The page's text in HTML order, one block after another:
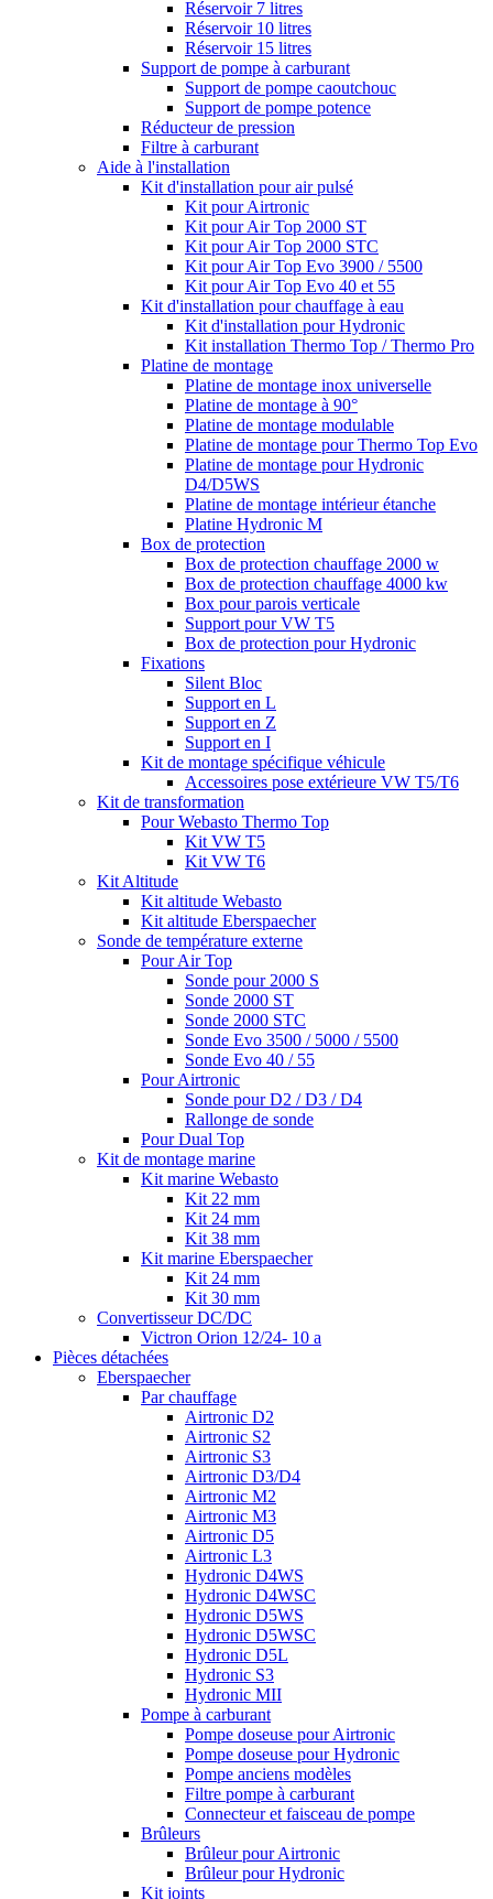
Réservoir 7 litres
Réservoir 10 litres
Réservoir 15 litres
Support de pompe à carburant
Support de pompe caoutchouc
Support de pompe potence
Réducteur de pression
Filtre à carburant
Aide à l'installation
Kit d'installation pour air pulsé
Kit pour Airtronic
Kit pour Air Top 2000 ST
Kit pour Air Top 2000 STC
Kit pour Air Top Evo 3900 / 5500
Kit pour Air Top Evo 40 et 55
Kit d'installation pour chauffage à eau
Kit d'installation pour Hydronic
Kit installation Thermo Top / Thermo Pro
Platine de montage
Platine de montage inox universelle
Platine de montage à 90°
Platine de montage modulable
Platine de montage pour Thermo Top Evo
Platine de montage pour Hydronic
D4/D5WS
Platine de montage intérieur étanche
Platine Hydronic M
Box de protection
Box de protection chauffage 2000 w
Box de protection chauffage 4000 kw
Box pour parois verticale
Support pour VW T5
Box de protection pour Hydronic
Fixations
Silent Bloc
Support en L
Support en Z
Support en I
Kit de montage spécifique véhicule
Accessoires pose extérieure VW T5/T6
Kit de transformation
Pour Webasto Thermo Top
Kit VW T5
Kit VW T6
Kit Altitude
Kit altitude Webasto
Kit altitude Eberspaecher
Sonde de température externe
Pour Air Top
Sonde pour 2000 S
Sonde 2000 ST
Sonde 2000 STC
Sonde Evo 3500 / 5000 / 5500
Sonde Evo 40 / 55
Pour Airtronic
Sonde pour D2 / D3 / D4
Rallonge de sonde
Pour Dual Top
Kit de montage marine
Kit marine Webasto
Kit 22 mm
Kit 24 mm
Kit 38 mm
Kit marine Eberspaecher
Kit 24 mm
Kit 30 mm
Convertisseur DC/DC
Victron Orion 12/24- 10 a
Pièces détachées
Eberspaecher
Par chauffage
Airtronic D2
Airtronic S2
Airtronic S3
Airtronic D3/D4
Airtronic M2
Airtronic M3
Airtronic D5
Airtronic L3
Hydronic D4WS
Hydronic D4WSC
Hydronic D5WS
Hydronic D5WSC
Hydronic D5L
Hydronic S3
Hydronic MII
Pompe à carburant
Pompe doseuse pour Airtronic
Pompe doseuse pour Hydronic
Pompe anciens modèles
Filtre pompe à carburant
Connecteur et faisceau de pompe
Brûleurs
Brûleur pour Airtronic
Brûleur pour Hydronic
Kit joints